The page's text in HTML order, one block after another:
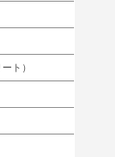
ト）